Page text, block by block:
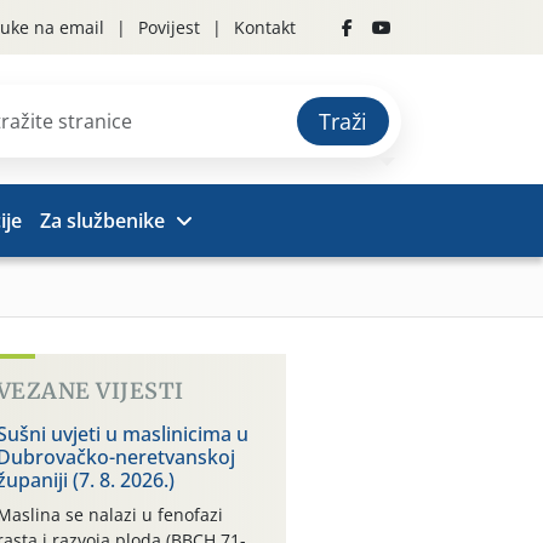
na email Povijest Kontakt
Traži
Za službenike
VIJESTI
uvjeti u maslinicima u
neretvanskoj
(7. 8. 2026.)
se nalazi u fenofazi